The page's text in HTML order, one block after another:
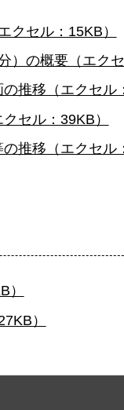
クセル：15KB）
）の概要（エクセ
推移（エクセル
セル：39KB）
推移（エクセル
）